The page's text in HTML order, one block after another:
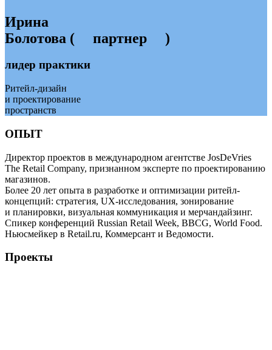
Ирина
Болотова ( партнер )
лидер практики
Ритейл-дизайн
и проектирование
пространств
ОПЫТ
Директор проектов в международном агентстве JosDeVries
The Retail Company, признанном эксперте по проектированию
магазинов.
Более 20 лет опыта в разработке и оптимизации ритейл-
концепций: стратегия, UX-исследования, зонирование
и планировки, визуальная коммуникация и мерчандайзинг.
Спикер конференций Russian Retail Week, BBCG, World Food.
Ньюсмейкер в Retail.ru, Коммерсант и Ведомости.
Проекты